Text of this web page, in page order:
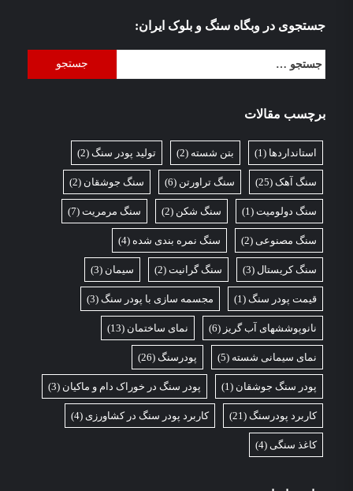
جستجوی در وبگاه سنگ و بلوک ایران:
برای:
برچسب مقالات
استانداردها (1) بتن شسته (2) تولید پودر سنگ (2)
سنگ آهک (25) سنگ تراورتن (6) سنگ جوشقان (2)
سنگ دولومیت (1) سنگ شکن (2) سنگ مرمریت (7)
سنگ مصنوعی (2) سنگ نمره بندی شده (4)
سنگ کریستال (3) سنگ گرانیت (2) سیمان (3)
قیمت پودر سنگ (1) مجسمه سازی با پودر سنگ (3)
نانوپوششهای آب گریز (6) نمای ساختمان (13)
نمای سیمانی شسته (5) پودرسنگ (26)
پودر سنگ جوشقان (1) پودر سنگ در خوراک دام و ماکیان (3)
کاربرد پودرسنگ (21) کاربرد پودر سنگ در کشاورزی (4)
کاغذ سنگی (4)